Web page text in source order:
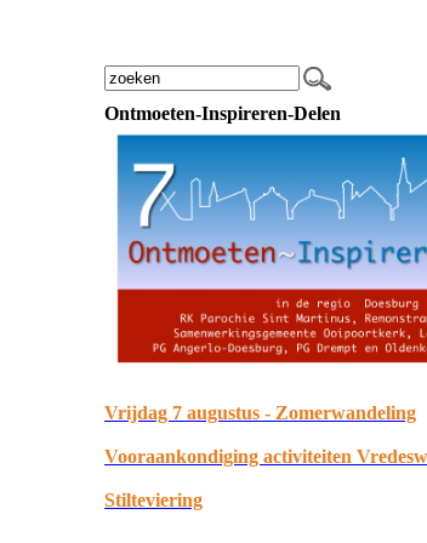
Ontmoeten-Inspireren-Delen
Vrijdag 7 augustus - Zomerwandeling
Vooraankondiging activiteiten
Stilteviering